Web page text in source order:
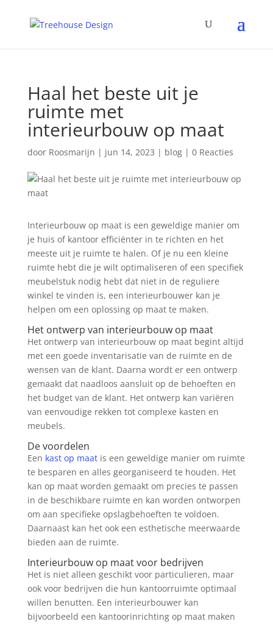
Haal het beste uit je
ruimte met
interieurbouw op maat
door Roosmarijn | jun 14, 2023 | blog| 0 Reacties
Interieurbouw op maat is een geweldige manier om
je huis of kantoor efficiënter in te richten en het
meeste uit je ruimte te halen. Of je nu een kleine
ruimte hebt die je wilt optimaliseren of een specifiek
meubelstuk nodig hebt dat niet in de reguliere
winkel te vinden is, een interieurbouwer kan je
helpen om een oplossing op maat te maken.
Het ontwerp van interieurbouw op maat
Het ontwerp van interieurbouw op maat begint altijd
met een goede inventarisatie van de ruimte en de
wensen van de klant. Daarna wordt er een ontwerp
gemaakt dat naadloos aansluit op de behoeften en
het budget van de klant. Het ontwerp kan variëren
van eenvoudige rekken tot complexe kasten en
meubels.
De voordelen
Een kast op maatis een geweldige manier om ruimte
te besparen en alles georganiseerd te houden. Het
kan op maat worden gemaakt om precies te passen
in de beschikbare ruimte en kan worden ontworpen
om aan specifieke opslagbehoeften te voldoen.
Daarnaast kan het ook een esthetische meerwaarde
bieden aan de ruimte.
Interieurbouw op maat voor bedrijven
Het is niet alleen geschikt voor particulieren, maar
ook voor bedrijven die hun kantoorruimte optimaal
willen benutten. Een interieurbouwer kan
bijvoorbeeld een kantoorinrichting op maat maken